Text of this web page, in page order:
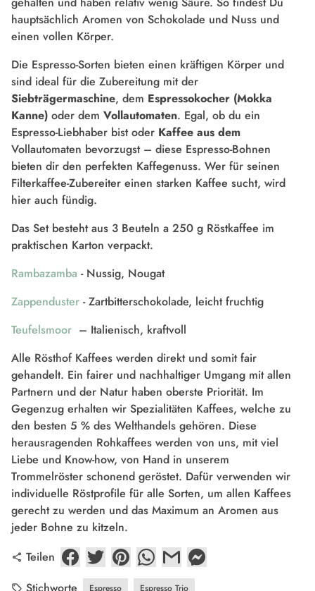
hauptsächlich Aromen von Schokolade und Nuss und
einen vollen Körper.
Die Espresso-Sorten bieten einen kräftigen Körper und
sind ideal für die Zubereitung mit der
Siebträgermaschine, dem Espressokocher (Mokka
Kanne) oder dem Vollautomaten. Egal, ob du ein
Espresso-Liebhaber bist oder Kaffee aus dem
Vollautomaten bevorzugst – diese Espresso-Bohnen
bieten dir den perfekten Kaffegenuss. Wer für seinen
Filterkaffee-Zubereiter einen starken Kaffee sucht, wird
hier auch fündig.
Das Set besteht aus 3 Beuteln a 250 g Röstkaffee im
praktischen Karton verpackt.
Rambazamba - Nussig, Nougat
Zappenduster -Zartbitterschokolade, leicht fruchtig
Teufelsmoor – Italienisch, kraftvoll
Alle Rösthof Kaffees werden direkt und somit fair
gehandelt. Ein fairer und nachhaltiger Umgang mit allen
Partnern und der Natur haben oberste Priorität. Im
Gegenzug erhalten wir Spezialitäten Kaffees, welche zu
den besten 5 % des Welthandels gehören. Diese
herausragenden Rohkaffees werden von uns, mit viel
Liebe und Know-how, von Hand in unserem
Trommelröster schonend geröstet. Dafür verwenden wir
individuelle Röstprofile für alle Sorten, um allen Kaffees
gerecht zu werden und das Maximum an Aromen aus
jeder Bohne zu kitzeln.
share Teilen
local_offer Espresso Espresso Trio